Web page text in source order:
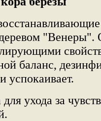
деревом "Венеры".
баланс,
успокаивает.
ухода за